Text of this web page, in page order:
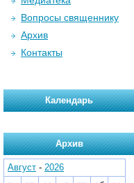
Вопросы священнику
Архив
Контакты
Календарь
Архив
Август - 2026